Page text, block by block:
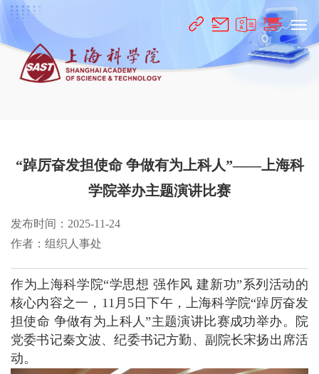
“踔厉奋发担使命 争做有为上科人”——上海科
学院举办主题演讲比赛
发布时间：2025-11-24
作者：组织人事处
作为上海科学院“学思想 强作风 建新功”系列活动的
核心内容之一，11月5日下午，上海科学院“踔厉奋发
担使命 争做有为上科人”主题演讲比赛成功举办。院
党委书记秦文波、纪委书记方勤、副院长宋扬出席活
动。